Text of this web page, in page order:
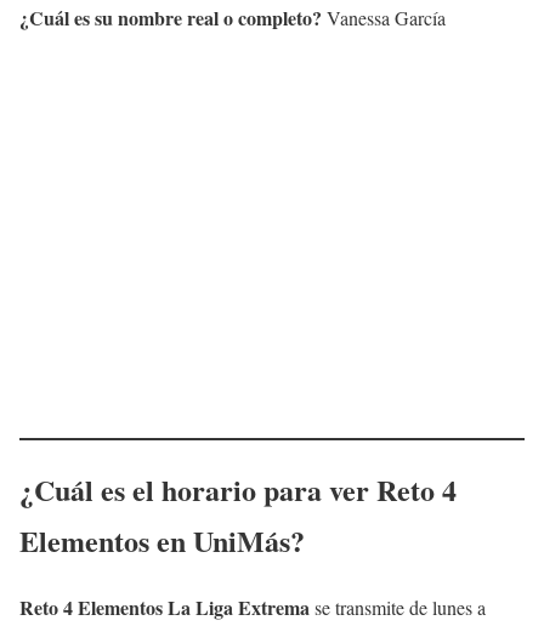
¿Cuál es su nombre real o completo? Vanessa García
¿Cuál es el horario para verReto 4
Elementosen UniMás?
Reto 4 Elementos La Liga Extremase transmite de lunes a